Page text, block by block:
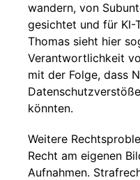
wandern, von
gesichtet und für KI-
Thomas sieht hier
Verantwortlichkeit
mit der Folge, dass
könnten.
Weitere
Recht am eigenen
Aufnahmen.